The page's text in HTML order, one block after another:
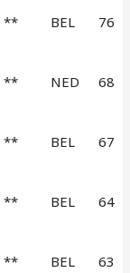
** BEL 76
** NED 68
** BEL 67
** BEL 64
** BEL 63